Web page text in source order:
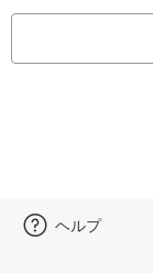
ヘルプ